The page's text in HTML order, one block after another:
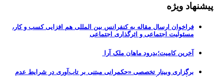
پیشنهاد ویژه
فراخوان ارسال مقاله به کنفرانس بین المللی هم افزایی کسب و کار،
مسئولیت اجتماعی و اثرگذاری اجتماعی
آخرین کامیت؛بدرود ماهان ملک آرا
برگزاری وبینار تخصصی «حکمرانی مبتنی بر تاب‌آوری در شرایط عدم